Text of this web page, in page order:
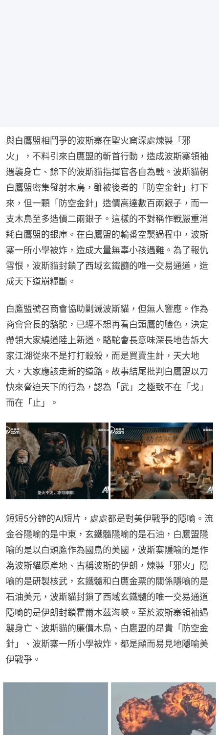
與白鷹盟相鬥爭的波斯寨在聖火窟深處煉製「邪
火」，不料引來白鷹盟的斬首行動，造成波斯寨領袖
遇襲身亡、餘下的波斯貓指揮官各自為戰。波斯貓朝
白鷹盟密集發射木鳥，雖被後者的「防空金針」打下
來，但一顆「防空金針」造價高達數百兩銀子，而一
支木鳥至多造價二兩銀子。這樣的不對稱作戰嚴重消
耗白鷹盟的銀庫。在白鷹盟的輪番空襲過程中，波斯
寨一所小學被炸，造成大量無辜小孩遇難。為了報仇
雪恨，波斯貓封鎖了西域玄鐵髓的唯一交易通道，造
成天下道崩糧斷。
白鷹盟號召商會協助剿滅波斯貓，但無人響應。作為
商會會長的駱駝，已經不想再看白頭鷹的臉色，決定
帶領大家繞道陸上新道。駱駝會長意味深長地告訴大
家江湖從來不是打打殺殺，而是買賣生計，天大地
大，大家應該走新的道路。故事結尾批判白鷹盟以刀
快來脅迫天下的行為，認為「武」之極致不在「戈」
而在「止」。
短短5分鐘的AI短片，處處都是對美伊戰爭的隱喻。流
金谷隱喻的是中東，玄鐵髓隱喻的是石油，白鷹盟隱
喻的是以白頭鷹作為國鳥的美國，波斯寨隱喻的是作
為波斯貓原產地、古稱波斯的伊朗，煉製「邪火」隱
喻的是研製核武，玄鐵髓和白鷹金票的關係隱喻的是
石油美元，波斯貓封鎖了西域玄鐵髓的唯一交易通道
隱喻的是伊朗封鎖霍爾木茲海峽。至於波斯寨領袖遇
襲身亡、波斯貓的廉價木鳥、白鷹盟的昂貴「防空金
針」、波斯寨一所小學被炸，都是顯而易見地隱喻美
伊戰爭。